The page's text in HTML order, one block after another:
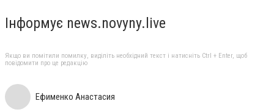
Інформує news.novyny.live
Якщо ви помітили помилку, виділіть необхідний текст і натисніть Ctrl + Enter, щоб
повідомити про це редакцію
Ефименко Анастасия